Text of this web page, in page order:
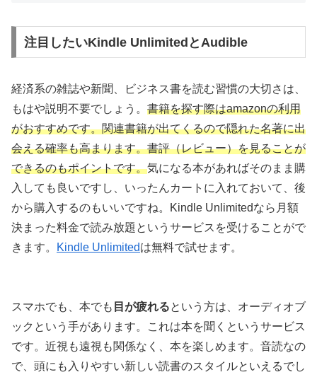
注目したいKindle UnlimitedとAudible
経済系の雑誌や新聞、ビジネス書を読む習慣の大切さは、
もはや説明不要でしょう。 書籍を探す際はamazonの利用
がおすすめです。関連書籍が出てくるので隠れた名著に出
会える確率も高まります。書評（レビュー）を見ることが
できるのもポイントです。気になる本があればそのまま購
入しても良いですし、いったんカートに入れておいて、後
から購入するのもいいですね。Kindle Unlimitedなら月額
決まった料金で読み放題というサービスを受けることがで
きます。
Kindle Unlimitedは無料で試せます。
スマホでも、本でも 目が疲れるという方は、オーディオブ
ックという手があります。これは本を聞くというサービス
です。近視も遠視も関係なく、本を楽しめます。音読なの
で、頭にも入りやすい新しい読書のスタイルといえるでし